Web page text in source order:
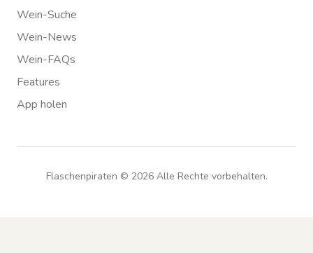
Wein-Suche
Wein-News
Wein-FAQs
Features
App holen
Flaschenpiraten © 2026Alle Rechte vorbehalten.